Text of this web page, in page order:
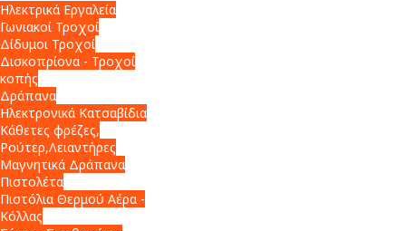
Ηλεκτρικά Εργαλεία
Γωνιακοί Τροχοί
Δίδυμοι Τροχοί
Δισκοπρίονα - Τροχοί
κοπής
Δράπανα
Ηλεκτρονικά Κατσαβίδια
Κάθετες φρέζες,
Ρούτερ,Λειαντήρες
Μαγνητικά Δράπανα
Πιστολέτα
Πιστόλια Θερμού Αέρα -
Κόλλας